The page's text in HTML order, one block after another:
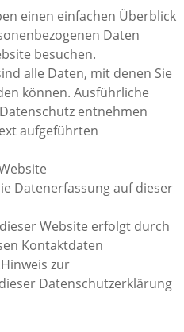
einen einfachen Überblick
Daten
besuchen.
alle Daten, mit denen Sie
können. Ausführliche
entnehmen
aufgeführten
Datenerfassung auf dieser
Website erfolgt durch
Kontaktdaten
zur
Datenschutzerklärung